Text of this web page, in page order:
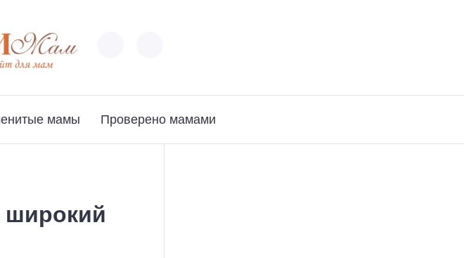
мамы Проверено мамами
широкий